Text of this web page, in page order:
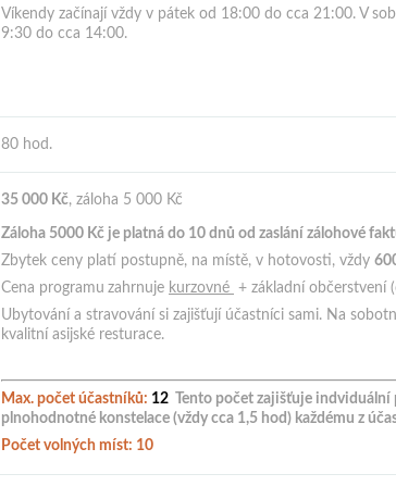
Víkendy začínají vždy v pátek od 18:00 do cca 21:00. V
9:30 do cca 14:00.
80 hod.
35 000 Kč, záloha 5 000 Kč
Záloha 5000 Kč je platná do 10 dnů od zaslání zálohové
Zbytek ceny platí postupně, na místě, v hotovosti, vždy
Cena programu zahrnuje kurzovné + základní občerstvení
Ubytování a stravování si zajišťují účastníci sami. Na
kvalitní asijské resturace.
Max. počet účastníků: 12 Tento počet zajišťuje
plnohodnotné konstelace (vždy cca 1,5 hod) každému z
Počet volných míst: 10